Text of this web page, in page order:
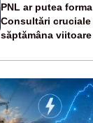
PNL ar putea
Consultări
săptămâna viitoare